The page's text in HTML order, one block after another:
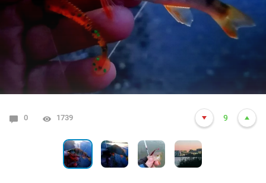
0 1739 9
0 1626 2
1 8048 10
0 6115 6